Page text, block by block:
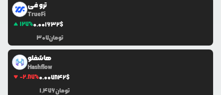
ترو فی
TrueFi
127%0.001632$
307تومان
هاشفلو
Hashflow
-2.87%0.007842$
1,476تومان